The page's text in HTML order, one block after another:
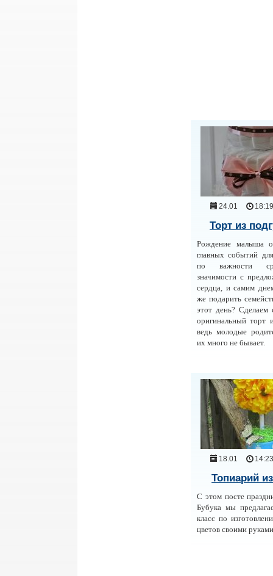
24.01 18:19
Торт из
Рождение малыша
главных событий
по важности
значимости с
сердца, и самим
же подарить
этот день? Сделаем
оригинальный торт
ведь молодые
их много не бывает.
18.01 14:23
Топиарий
С этом посте
Бубука мы
класс по
цветов своими